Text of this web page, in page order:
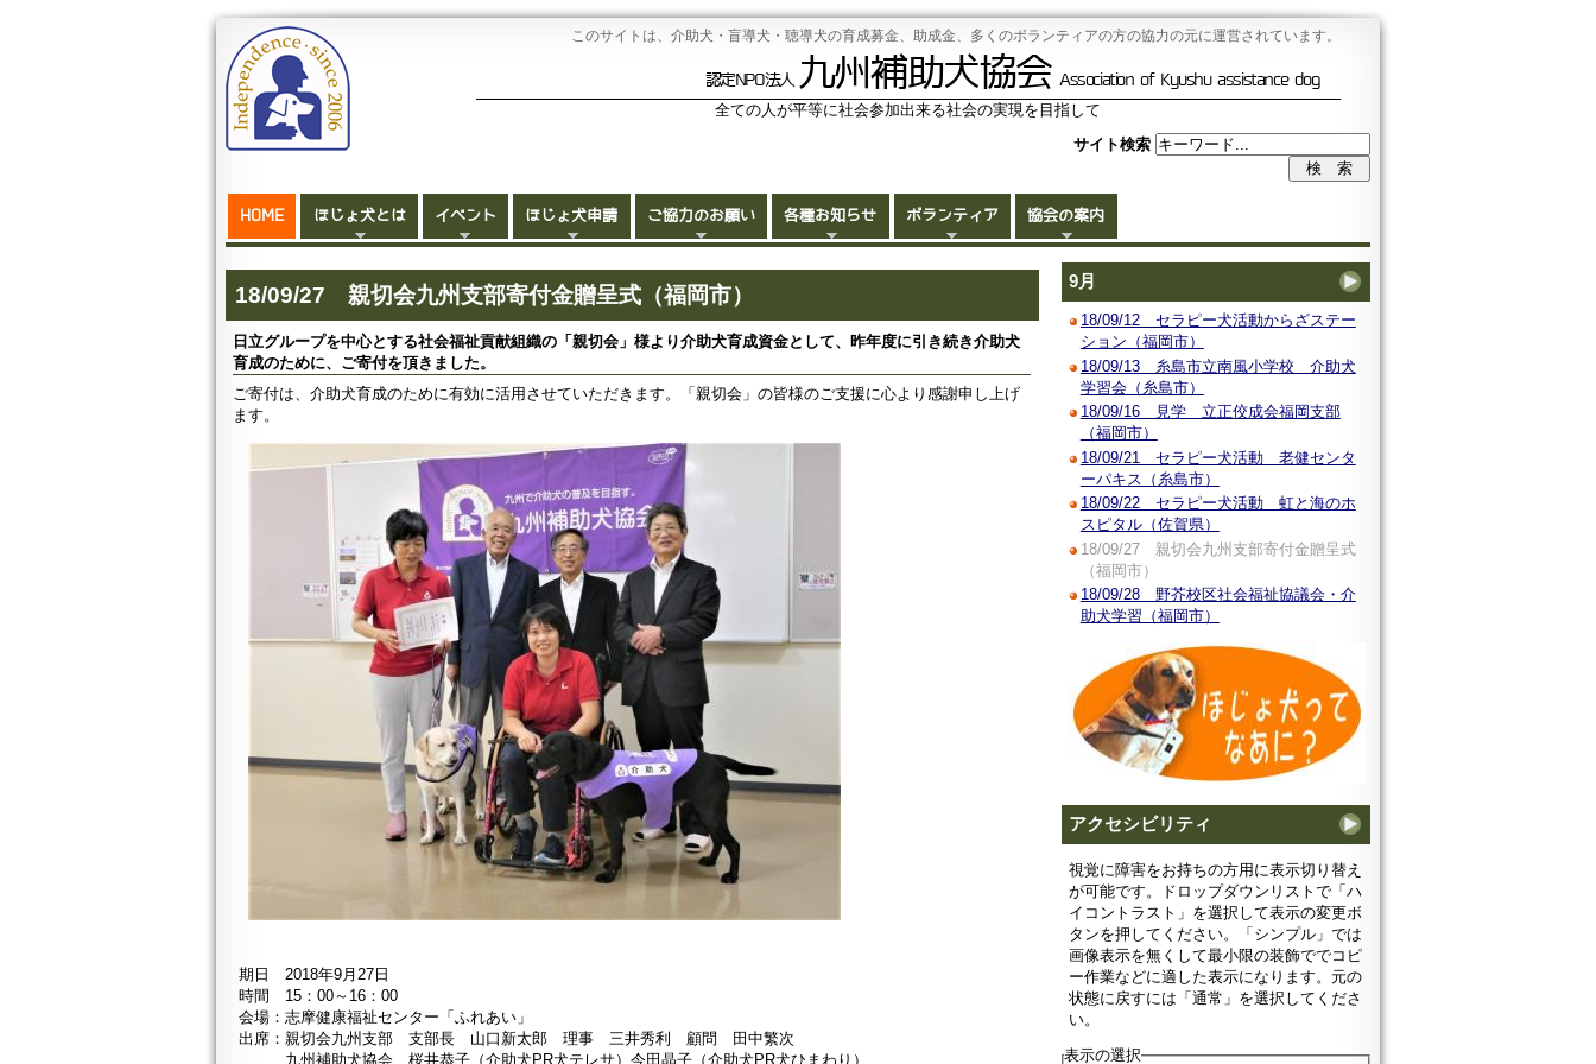
このサイトは、介助犬・盲導犬・聴導犬の育成募金、助成金、多くのボランティアの方の協力の元に運営されています。
認定NPO法人 九州補助犬協会 Association of Kyushu assistance dog
全ての人が平等に社会参加出来る社会の実現を目指して
サイト検索
HOME ほじょ犬とは イベント ほじょ犬申請 ご協力のお願い 各種お知らせ ボランティア 協会の案内
18/09/27 親切会九州支部寄付金贈呈式（福岡市）
日立グループを中心とする社会福祉貢献組織の「親切会」様より介助犬育成資金として、昨年度に引き続き介助犬
育成のために、ご寄付を頂きました。
ご寄付は、介助犬育成のために有効に活用させていただきます。「親切会」の皆様のご支援に心より感謝申し上げ
ます。
期日 2018年9月27日
時間 15：00～16：00
会場：志摩健康福祉センター「ふれあい」
出席：親切会九州支部 支部長 山口新太郎 理事 三井秀利 顧問 田中繁次
九州補助犬協会 桜井恭子（介助犬PR犬テレサ）今田晶子（介助犬PR犬ひまわり）
9月
18/09/12 セラピー犬活動からざステー
ション（福岡市）
18/09/13 糸島市立南風小学校 介助犬
学習会（糸島市）
18/09/16 見学 立正佼成会福岡支部
（福岡市）
18/09/21 セラピー犬活動 老健センタ
ーパキス（糸島市）
18/09/22 セラピー犬活動 虹と海のホ
スピタル（佐賀県）
18/09/27 親切会九州支部寄付金贈呈式
（福岡市）
18/09/28 野芥校区社会福祉協議会・介
助犬学習（福岡市）
アクセシビリティ
視覚に障害をお持ちの方用に表示切り替え
が可能です。ドロップダウンリストで「ハ
イコントラスト」を選択して表示の変更ボ
タンを押してください。「シンプル」では
画像表示を無くして最小限の装飾ででコピ
ー作業などに適した表示になります。元の
状態に戻すには「通常」を選択してくださ
い。
表示の選択